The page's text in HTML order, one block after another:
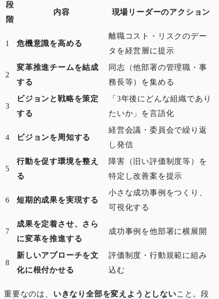
段
階
内容 現場リーダーのアクション
1 危機意識を高める
離職コスト・リスクのデー
タを経営層に提示
2
変革推進チームを結成
する
同志（他部署の管理職・事
務長等）を集める
3
ビジョンと戦略を策定
する
「3年後にどんな組織であり
たいか」を言語化
4 ビジョンを周知する
経営会議・委員会で繰り返
し発信
5
行動を促す環境を整え
る
障害（旧い評価制度等）を
特定し改善案を提示
6 短期的成果を実現する
小さな成功事例をつくり、
可視化する
7
成果を定着させ、さら
に変革を推進する
成功事例を他部署に横展開
8
新しいアプローチを文
化に根付かせる
評価制度・行動規範に組み
込む
重要なのは、 いきなり全部を変えようとしないこと。段